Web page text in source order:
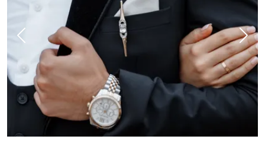
Vorheriges Bild